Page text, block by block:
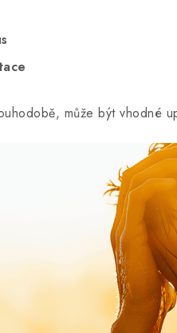
může být vhodné